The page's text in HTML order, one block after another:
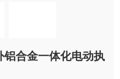
铝合金一体化电动执